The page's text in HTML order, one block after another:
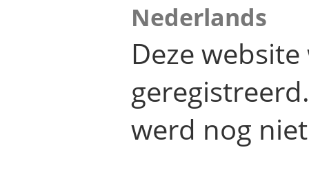
Nederlands
Deze
werd nog